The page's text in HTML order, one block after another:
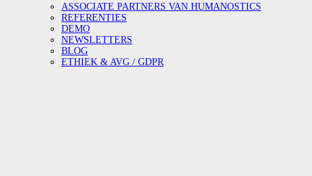
ASSOCIATE PARTNERS VAN HUMANOSTICS
REFERENTIES
DEMO
NEWSLETTERS
BLOG
ETHIEK & AVG / GDPR